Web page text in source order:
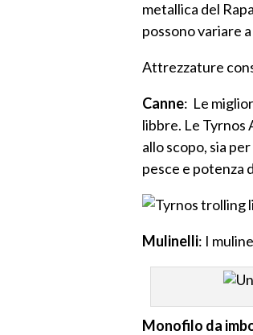
metallica del
possono variare
Attrezzature
Canne: Le
libbre. Le Tyrnos
allo scopo, sia
pesce e potenza
Mulinelli: I
Monofilo da